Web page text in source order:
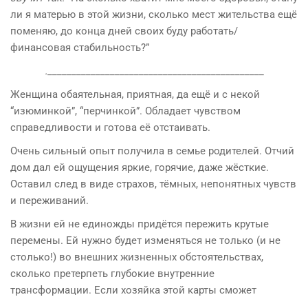
ли я матерью в этой жизни, сколько мест жительства ещё
поменяю, до конца дней своих буду работать/
финансовая стабильность?”
.
Женщина обаятельная, приятная, да ещё и с некой
“изюминкой”, “перчинкой”. Обладает чувством
справедливости и готова её отстаивать.
Очень сильный опыт получила в семье родителей. Отчий
дом дал ей ощущения яркие, горячие, даже жёсткие.
Оставил след в виде страхов, тёмных, непонятных чувств
и переживаний.
В жизни ей не единожды придётся пережить крутые
перемены. Ей нужно будет изменяться не только (и не
столько!) во внешних жизненных обстоятельствах,
сколько претерпеть глубокие внутренние
трансформации. Если хозяйка этой карты сможет